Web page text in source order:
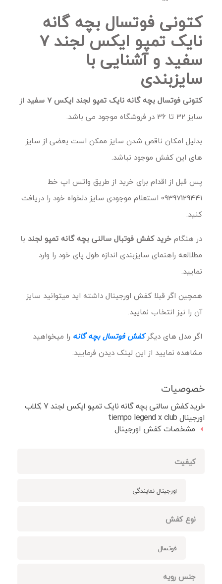
کتونی فوتسال بچه گانه
نایک تمپو ایکس لجند 7
سفید و آشنایی با
سایزبندی
کتونی فوتسال بچه گانه نایک تمپو لجند ایکس 7 سفید
از
سایز 32 تا 36 در فروشگاه موجود می باشد.
بدلیل امکان ناقص شدن سایز ممکن است بعضی از سایز
های این کفش موجود نباشد.
پس قبل از اقدام برای خرید از طریق واتس اپ خط
09397129441 استعلام موجودی سایز دلخواه خود را دریافت
کنید.
در هنگامخرید کفش فوتبال سالنی بچه گانه تمپو لجند با
مطلالعه راهنمای سایزبندی اندازه طول پای خود را وارد
نمایید.
همچین اگر قبلا کفش اورجینال داشته اید میتوانید سایز
آن را نیز انتخاب نمایید.
اگر مدل های دیگرکفش فوتسال بچه گانه را میخواهید
مشاهده نمایید از این لینک دیدن فرمایید.
خصوصیات
خرید کفش سالنی بچه گانه نایک تمپو ایکس لجند 7 ;کلاب
اورجینال tiempo legend x club
مشخصات کفش اورجینال
کیفیت
اورجینال نمایندگی
نوع کفش
فوتسال
جنس رویه